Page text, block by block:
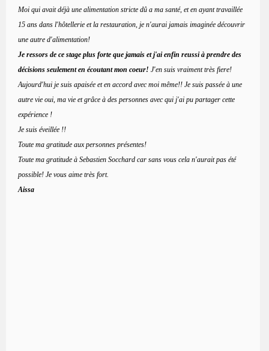
Moi qui avait déjà une alimentation stricte dû a ma santé, et en ayant travaillée
15 ans dans l'hôtellerie et la restauration, je n'aurai jamais imaginée découvrir
une autre d'alimentation!
Je ressors de ce stage plus forte que jamais et j'ai enfin reussi à prendre des
décisions seulement en écoutant mon coeur! J'en suis vraiment très fiere!
Aujourd'hui je suis apaisée et en accord avec moi même!! Je suis passée à une
autre vie oui, ma vie et grâce à des personnes avec qui j'ai pu partager cette
expérience !
Je suis éveillée !!
Toute ma gratitude aux personnes présentes!
Toute ma gratitude à Sebastien Socchard car sans vous cela n'aurait pas été
possible! Je vous aime très fort.
Aissa